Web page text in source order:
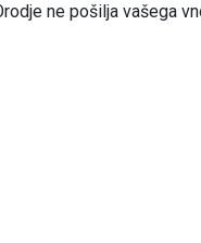
ne pošilja vašega